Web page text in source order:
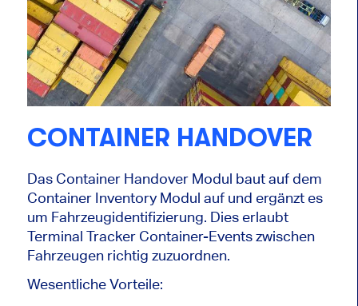
CONTAINER HANDOVER
Das Container Handover Modul baut auf dem
Container Inventory Modul auf und ergänzt es
um Fahrzeugidentifizierung. Dies erlaubt
Terminal Tracker Container-Events zwischen
Fahrzeugen richtig zuzuordnen.
Wesentliche Vorteile: